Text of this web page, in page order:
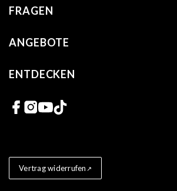
FRAGEN
ANGEBOTE
ENTDECKEN
Links zu sozialen
Vertrag widerrufen